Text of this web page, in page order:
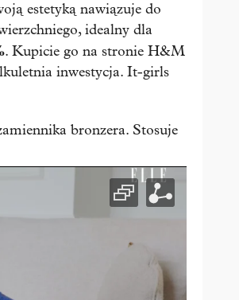
estetyką nawiązuje do
idealny dla
. Kupicie go na stronie H&M
inwestycja. It-girls
bronzera. Stosuje